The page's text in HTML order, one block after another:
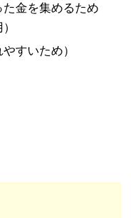
金を集めるため
やすいため）